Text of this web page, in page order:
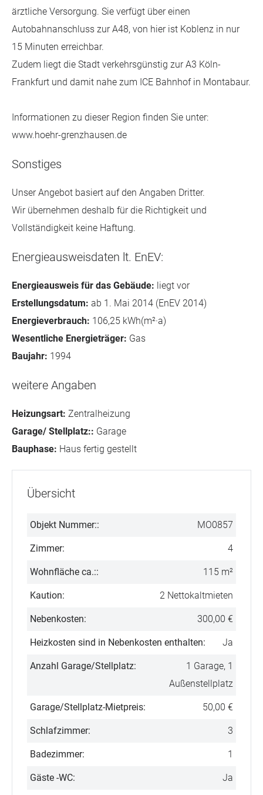
ärztliche Versorgung. Sie verfügt über einen
Autobahnanschluss zur A48, von hier ist Koblenz in nur
15 Minuten erreichbar.
Zudem liegt die Stadt verkehrsgünstig zur A3 Köln-
Frankfurt und damit nahe zum ICE Bahnhof in Montabaur.
Informationen zu dieser Region finden Sie unter:
www.hoehr-grenzhausen.de
Sonstiges
Unser Angebot basiert auf den Angaben Dritter.
Wir übernehmen deshalb für die Richtigkeit und
Vollständigkeit keine Haftung.
Energieausweisdaten lt. EnEV:
Energieausweis für das Gebäude: liegt vor
Erstellungsdatum: ab 1. Mai 2014 (EnEV 2014)
Energieverbrauch: 106,25 kWh(m²·a)
Wesentliche Energieträger: Gas
Baujahr: 1994
weitere Angaben
Heizungsart: Zentralheizung
Garage/ Stellplatz:: Garage
Bauphase: Haus fertig gestellt
Übersicht
Objekt Nummer:: MO0857
Zimmer: 4
Wohnfläche ca.:: 115 m²
Kaution: 2 Nettokaltmieten
Nebenkosten: 300,00 €
Heizkosten sind in Nebenkosten enthalten: Ja
Anzahl Garage/Stellplatz:
1 Garage, 1
Außenstellplatz
Garage/Stellplatz-Mietpreis: 50,00 €
Schlafzimmer: 3
Badezimmer: 1
Gäste -WC: Ja